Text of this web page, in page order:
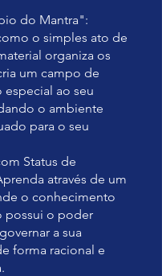
do Mantra":
o simples ato de
organiza os
um campo de
especial ao seu
o ambiente
para o seu
Status de
através de um
o conhecimento
possui o poder
a sua
forma racional e